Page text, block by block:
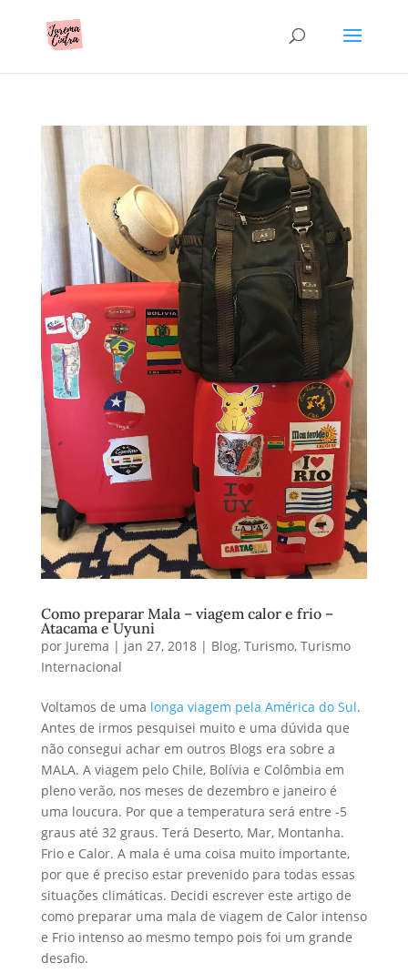
Como preparar Mala – viagem calor e frio –
Atacama e Uyuni
por Jurema | jan 27, 2018| Blog, Turismo, Turismo
Internacional
Voltamos de uma longa viagem pela América do Sul.
Antes de irmos pesquisei muito e uma dúvida que
não consegui achar em outros Blogs era sobre a
MALA. A viagem pelo Chile, Bolívia e Colômbia em
pleno verão, nos meses de dezembro e janeiro é
uma loucura. Por que a temperatura será entre -5
graus até 32 graus. Terá Deserto, Mar, Montanha.
Frio e Calor. A mala é uma coisa muito importante,
por que é preciso estar prevenido para todas essas
situações climáticas. Decidi escrever este artigo de
como preparar uma mala de viagem de Calor intenso
e Frio intenso ao mesmo tempo pois foi um grande
desafio.